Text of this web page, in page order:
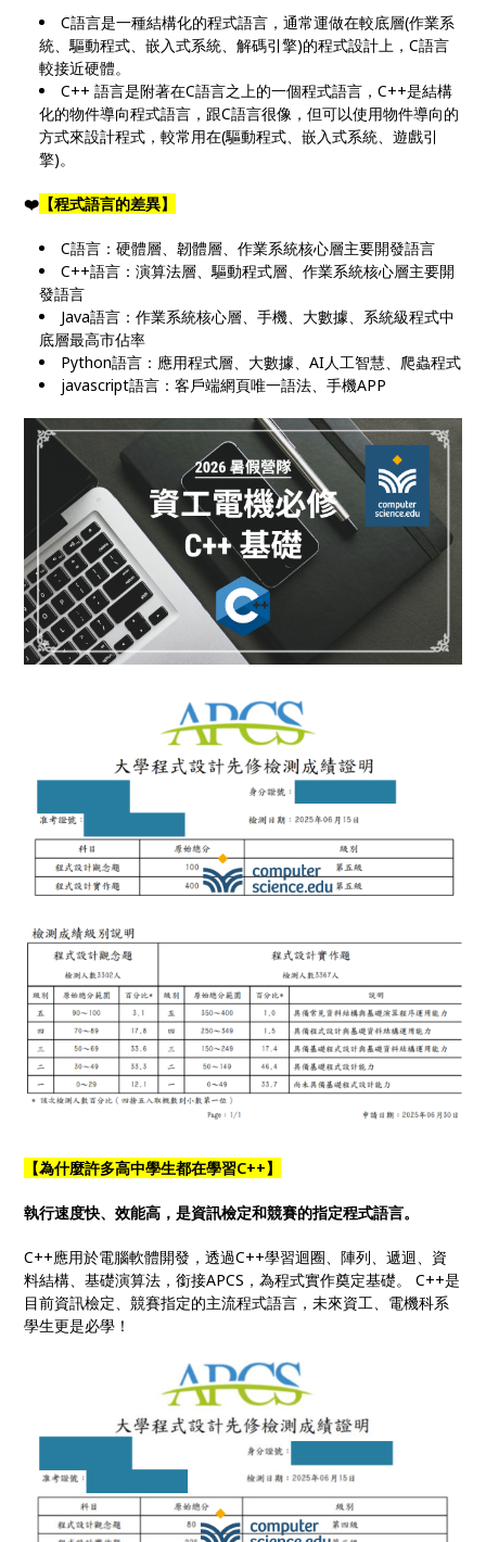
C語言是一種結構化的程式語言，通常運做在較底層(作業系
統、驅動程式、嵌入式系統、解碼引擎)的程式設計上，C語言
較接近硬體。
C++ 語言是附著在C語言之上的一個程式語言，C++是結構
化的物件導向程式語言，跟C語言很像，但可以使用物件導向的
方式來設計程式，較常用在(驅動程式、嵌入式系統、遊戲引
擎)。
❤️ 【程式語言的差異】
C語言：硬體層、韌體層、作業系統核心層主要開發語言
C++語言：演算法層、驅動程式層、作業系統核心層主要開
發語言
Java語言：作業系統核心層、手機、大數據、系統級程式中
底層最高市佔率
Python語言：應用程式層、大數據、AI人工智慧、爬蟲程式
javascript語言：客戶端網頁唯一語法、手機APP
【為什麼許多高中學生都在學習C++】
執行速度快、效能高，是資訊檢定和競賽的指定程式語言。
C++應用於電腦軟體開發，透過C++學習迴圈、陣列、遞迴、資
料結構、基礎演算法，銜接APCS，為程式實作奠定基礎。 C++是
目前資訊檢定、競賽指定的主流程式語言，未來資工、電機科系
學生更是必學！